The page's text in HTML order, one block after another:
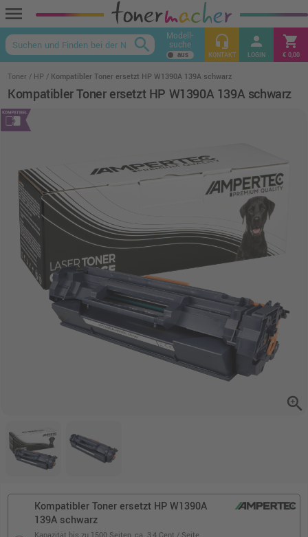
menu
keyboard_arrow_up
search Modell-
suche headset_mic
KONTAKT
person
LOGIN
shopping_cart
€ 0,00
Toner HP Kompatibler Toner ersetzt HP W1390A 139A schwarz
Kompatibler Toner ersetzt HP W1390A 139A schwarz
zoom_in
Kompatibler Toner ersetzt HP W1390A
139A schwarz